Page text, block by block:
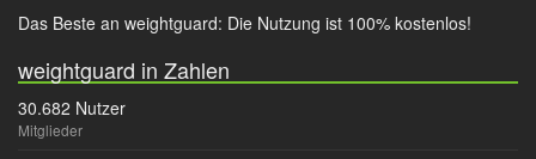
Das Beste an weightguard: Die Nutzung ist 100% kostenlos!
weightguard in Zahlen
30.682 Nutzer
Mitglieder